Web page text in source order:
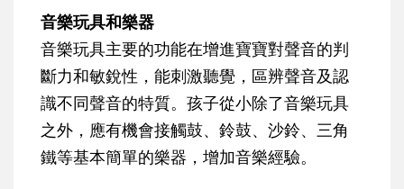
音樂玩具和樂器
音樂玩具主要的功能在增進寶寶對聲音的判
斷力和敏銳性，能刺激聽覺，區辨聲音及認
識不同聲音的特質。孩子從小除了音樂玩具
之外，應有機會接觸鼓、鈴鼓、沙鈴、三角
鐵等基本簡單的樂器，增加音樂經驗。